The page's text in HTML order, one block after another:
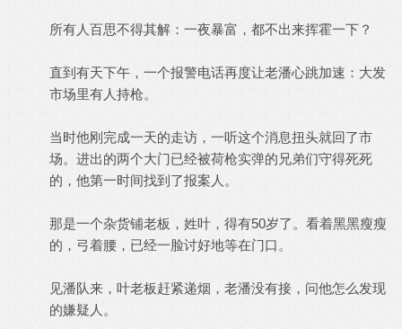
所有人百思不得其解：一夜暴富，都不出来挥霍一下？
直到有天下午，一个报警电话再度让老潘心跳加速：大发
市场里有人持枪。
当时他刚完成一天的走访，一听这个消息扭头就回了市
场。进出的两个大门已经被荷枪实弹的兄弟们守得死死
的，他第一时间找到了报案人。
那是一个杂货铺老板，姓叶，得有50岁了。看着黑黑瘦瘦
的，弓着腰，已经一脸讨好地等在门口。
见潘队来，叶老板赶紧递烟，老潘没有接，问他怎么发现
的嫌疑人。